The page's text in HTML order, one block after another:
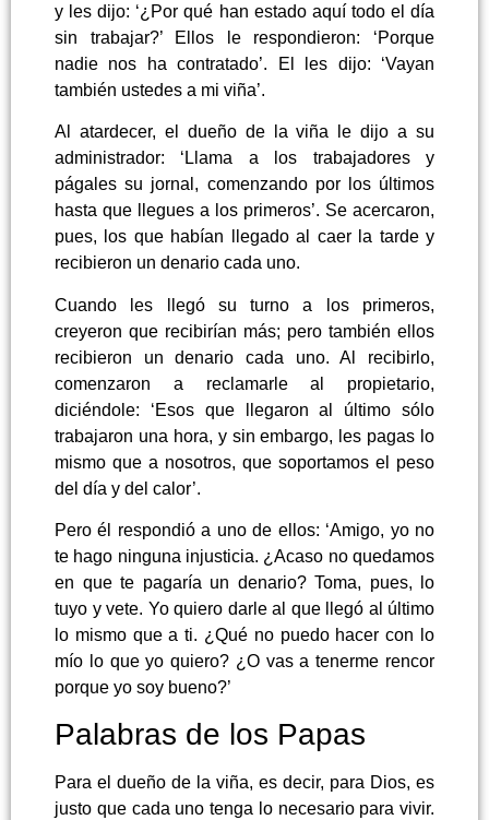
y les dijo: ‘¿Por qué han estado aquí todo el día
sin trabajar?’ Ellos le respondieron: ‘Porque
nadie nos ha contratado’. El les dijo: ‘Vayan
también ustedes a mi viña’.
Al atardecer, el dueño de la viña le dijo a su
administrador: ‘Llama a los trabajadores y
págales su jornal, comenzando por los últimos
hasta que llegues a los primeros’. Se acercaron,
pues, los que habían llegado al caer la tarde y
recibieron un denario cada uno.
Cuando les llegó su turno a los primeros,
creyeron que recibirían más; pero también ellos
recibieron un denario cada uno. Al recibirlo,
comenzaron a reclamarle al propietario,
diciéndole: ‘Esos que llegaron al último sólo
trabajaron una hora, y sin embargo, les pagas lo
mismo que a nosotros, que soportamos el peso
del día y del calor’.
Pero él respondió a uno de ellos: ‘Amigo, yo no
te hago ninguna injusticia. ¿Acaso no quedamos
en que te pagaría un denario? Toma, pues, lo
tuyo y vete. Yo quiero darle al que llegó al último
lo mismo que a ti. ¿Qué no puedo hacer con lo
mío lo que yo quiero? ¿O vas a tenerme rencor
porque yo soy bueno?’
Palabras de los Papas
Para el dueño de la viña, es decir, para Dios, es
justo que cada uno tenga lo necesario para vivir.